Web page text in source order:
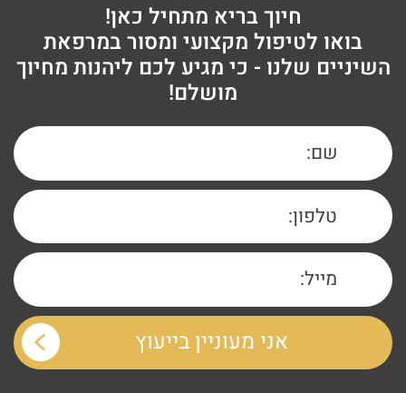
חיוך בריא מתחיל כאן!
בואו לטיפול מקצועי ומסור במרפאת
השיניים שלנו - כי מגיע לכם ליהנות מחיוך
מושלם!